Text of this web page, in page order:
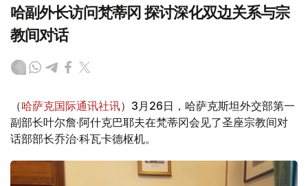
哈副外长访问梵蒂冈 探讨深化双边关系与宗
教间对话
（哈萨克国际通讯社讯）3月26日，哈萨克斯坦外交部第一
副部长叶尔詹·阿什克巴耶夫在梵蒂冈会见了圣座宗教间对
话部部长乔治·科瓦卡德枢机。